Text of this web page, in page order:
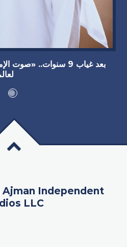
بعد غياب 9 سنوات..
Independent
LLC